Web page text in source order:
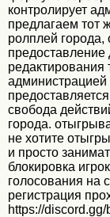
контролирует
предлагаем тот
ролплей города,
предоставление
администрацией
свобода
города.
не хотите
и просто
блокировка
голосования на
регистрация
https://